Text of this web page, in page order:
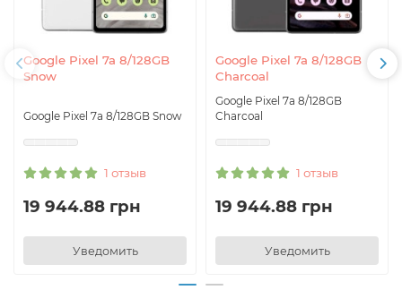
Google Pixel 7a 8/128GB
Snow
Google Pixel 7a 8/128GB Snow
1 отзыв
19 944.88 грн
Уведомить
Google Pixel 7a 8/128GB
Charcoal
Google Pixel 7a 8/128GB
Charcoal
1 отзыв
19 944.88 грн
Уведомить